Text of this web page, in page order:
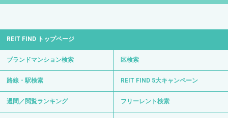
REIT FIND トップページ
ブランドマンション検索 区検索
路線・駅検索 REIT FIND 5大キャンペーン
週間／閲覧ランキング フリーレント検索